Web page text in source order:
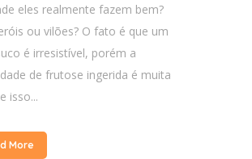
eles realmente fazem bem?
ou vilões? O fato é que um
é irresistível, porém a
de frutose ingerida é muita
isso...
More